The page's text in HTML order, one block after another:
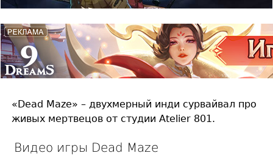
«Dead Maze» – двухмерный инди сурвайвал про
живых мертвецов от студии Atelier 801.
Видео игры Dead Maze